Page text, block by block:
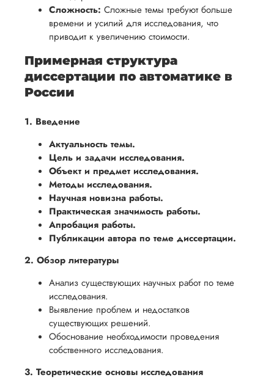
Сложность: Сложные темы требуют больше
времени и усилий для исследования, что
приводит к увеличению стоимости.
Примерная структура
диссертации по автоматике в
России
1. Введение
Актуальность темы.
Цель и задачи исследования.
Объект и предмет исследования.
Методы исследования.
Научная новизна работы.
Практическая значимость работы.
Апробация работы.
Публикации автора по теме диссертации.
2. Обзор литературы
Анализ существующих научных работ по теме
исследования.
Выявление проблем и недостатков
существующих решений.
Обоснование необходимости проведения
собственного исследования.
3. Теоретические основы исследования